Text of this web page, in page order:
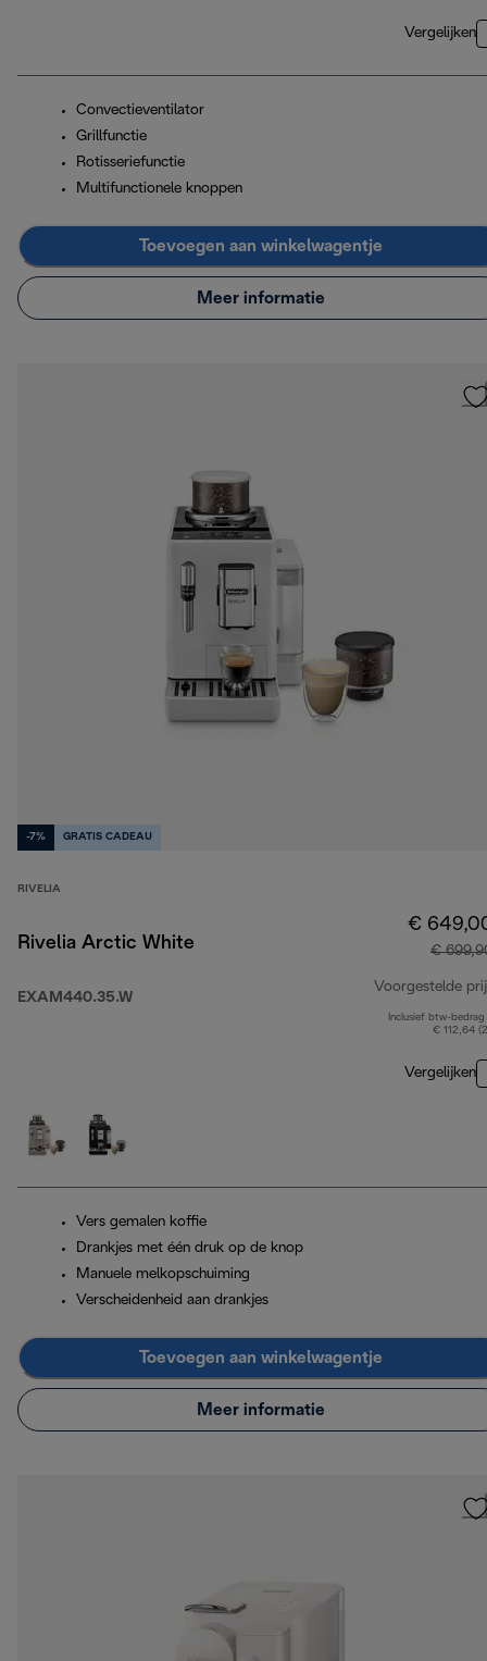
Vergelijken
Convectieventilator
Grillfunctie
Rotisseriefunctie
Multifunctionele knoppen
Toevoegen aan winkelwagentje
Meer informatie
-7% GRATIS CADEAU
RIVELIA
Rivelia Arctic White
EXAM440.35.W
€
€
Voorgestelde
Inclusief btw-bedrag
€ 112,64
Vergelijken
Vers gemalen koffie
Drankjes met één druk op de knop
Manuele melkopschuiming
Verscheidenheid aan drankjes
Toevoegen aan winkelwagentje
Meer informatie